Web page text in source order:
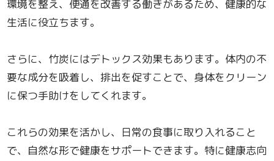
環境を整え、便通を改善する働きがあるため、健康的な
生活に役立ちます。
さらに、竹炭にはデトックス効果もあります。体内の不
要な成分を吸着し、排出を促すことで、身体をクリーン
に保つ手助けをしてくれます。
これらの効果を活かし、日常の食事に取り入れること
で、自然な形で健康をサポートできます。特に健康志向